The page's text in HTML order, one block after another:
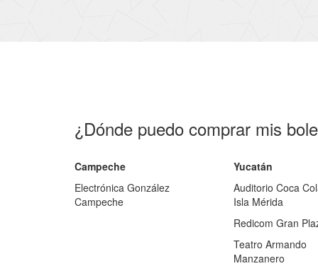
¿Dónde puedo comprar mis
Campeche
Electrónica González
Campeche
Yucatán
Auditorio Coca
Isla Mérida
Redicom Gran
Teatro Armando
Manzanero